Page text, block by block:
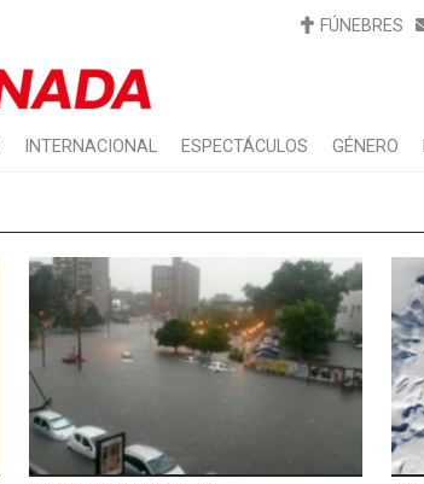
FÚNEBRES
INTERNACIONAL ESPECTÁCULOS GÉNERO